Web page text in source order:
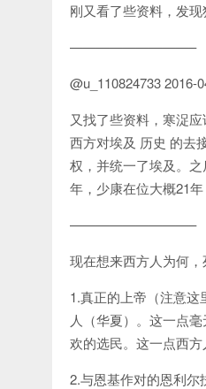
刚又看了些资料，发
—————————–
@u_110824733 2016-
又找了些资料，寒浞
西方对埃及 历史 的去
权，并统一了埃及。
年，少康在位大概21
—————————–
现在想来西方人为何
1.真正的上帝（注意
人（华夏）。这一点
欢的选民。这一点西方
2.与恩基作对的恩利